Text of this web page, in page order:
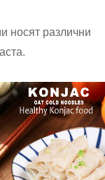
носят различни